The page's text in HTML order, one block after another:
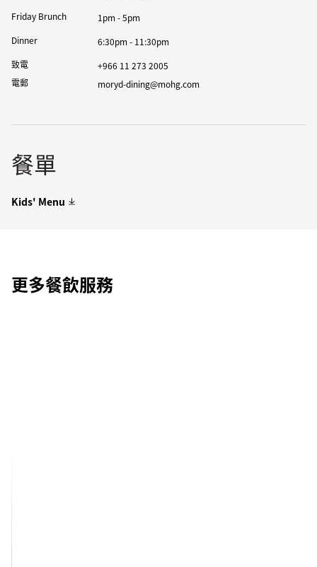
Friday Brunch
1pm - 5pm
Dinner
6:30pm - 11:30pm
致電
+966 11 273 2005
電郵
moryd-dining@mohg.com
餐單
Kids' Menu
更多餐飲服務